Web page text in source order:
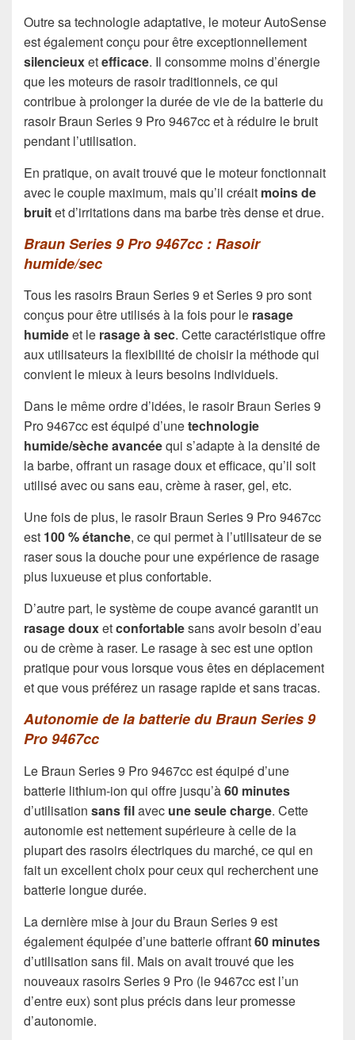
Outre sa technologie adaptative, le moteur AutoSense
est également conçu pour être exceptionnellement
silencieuxetefficace. Il consomme moins d’énergie
que les moteurs de rasoir traditionnels, ce qui
contribue à prolonger la durée de vie de la batterie du
rasoir Braun Series 9 Pro 9467cc et à réduire le bruit
pendant l’utilisation.
En pratique, on avait trouvé que le moteur fonctionnait
avec le couple maximum, mais qu’il créait moins de
bruitet d’irritations dans ma barbe très dense et drue.
Braun Series 9 Pro 9467cc : Rasoir
humide/sec
Tous les rasoirs Braun Series 9 et Series 9 pro sont
conçus pour être utilisés à la fois pour le rasage
humideet le rasage à sec. Cette caractéristique offre
aux utilisateurs la flexibilité de choisir la méthode qui
convient le mieux à leurs besoins individuels.
Dans le même ordre d’idées, le rasoir Braun Series 9
Pro 9467cc est équipé d’unetechnologie
humide/sèche avancéequi s’adapte à la densité de
la barbe, offrant un rasage doux et efficace, qu’il soit
utilisé avec ou sans eau, crème à raser, gel, etc.
Une fois de plus, le rasoir Braun Series 9 Pro 9467cc
est 100 % étanche, ce qui permet à l’utilisateur de se
raser sous la douche pour une expérience de rasage
plus luxueuse et plus confortable.
D’autre part, le système de coupe avancé garantit un
rasage douxetconfortablesans avoir besoin d’eau
ou de crème à raser. Le rasage à sec est une option
pratique pour vous lorsque vous êtes en déplacement
et que vous préférez un rasage rapide et sans tracas.
Autonomie de la batterie du Braun Series 9
Pro 9467cc
Le Braun Series 9 Pro 9467cc est équipé d’une
batterie lithium-ion qui offre jusqu’à60 minutes
d’utilisation sans filavec une seule charge. Cette
autonomie est nettement supérieure à celle de la
plupart des rasoirs électriques du marché, ce qui en
fait un excellent choix pour ceux qui recherchent une
batterie longue durée.
La dernière mise à jour du Braun Series 9 est
également équipée d’une batterie offrant60 minutes
d’utilisation sans fil. Mais on avait trouvé que les
nouveaux rasoirs Series 9 Pro (le 9467cc est l’un
d’entre eux) sont plus précis dans leur promesse
d’autonomie.